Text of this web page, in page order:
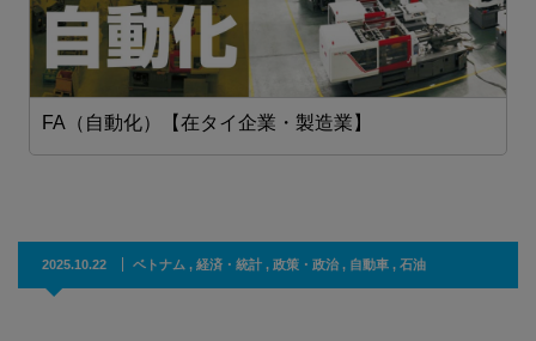
FA（自動化）【在タイ企業・製造業】
2025.10.22 ベトナム , 経済・統計 , 政策・政治, 自動車 , 石油